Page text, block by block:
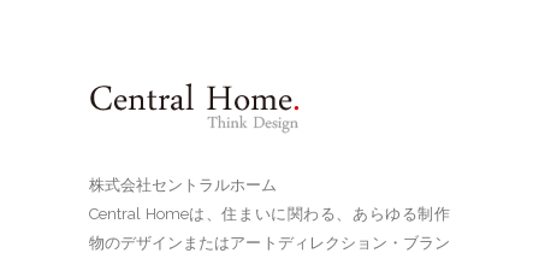
株式会社セントラルホーム
Central Homeは、住まいに関わる、あらゆる制作
物のデザインまたはアートディレクション・ブラン